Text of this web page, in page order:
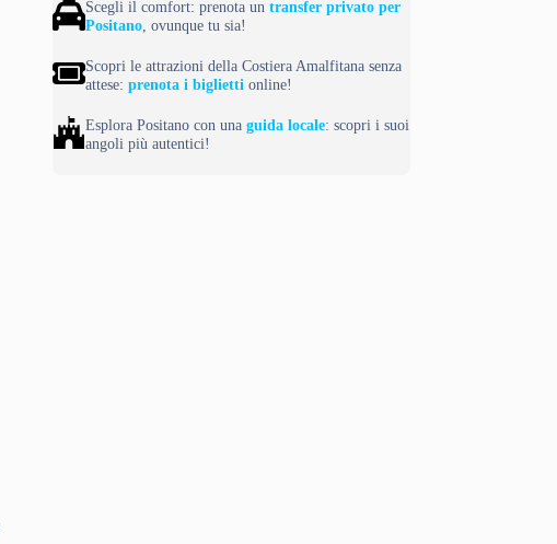
Scegli il comfort: prenota untransfer privato per
Positano, ovunque tu sia!
Scopri le attrazioni della Costiera Amalfitana senza
attese:prenota i biglietti online!
Esplora Positano con unaguida locale: scopri i suoi
angoli più autentici!